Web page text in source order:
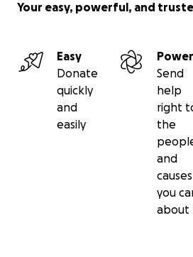
Your easy, powerful, and
Easy
Donate
quickly
and
easily
Send
help
right
the
and
causes
you
about